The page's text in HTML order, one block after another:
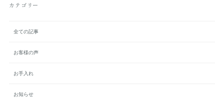
カテゴリー
全ての記事
お客様の声
お手入れ
お知らせ